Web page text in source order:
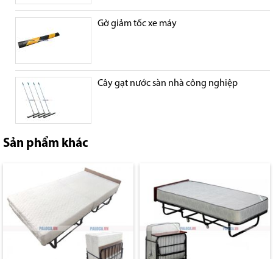
Gờ giảm tốc xe máy
Cây gạt nước sàn nhà công nghiệp
Sản phẩm khác